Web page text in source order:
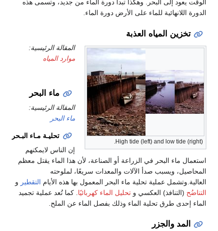
الوقت يعود إلى البحر. وهكذا تبدأ دورة الماء من جديد، وتسمى هذه
الدورة اللانهائية للماء على الأرض دورة الماء.
تخزين المياه العذبة
High tide (left) and low tide (right).
المقالة الرئيسية:
موارد المياه
ماء البحر
المقالة الرئيسية:
ماء البحر
تحليـة مـاء البـحر
إن الناس لايمكنهم
استعمال ماء البحر في الزراعة أو الصناعة، لأن هذا الماء يقتل معظم
المحاصيل، ويسبب صدأ الآلات والمعدات سريعًا، لملوحته
العالية.وتشمل عملية تحلية ماء البحر المعمول بها هذه الأيام التقطير و
التناضُح (التنافذ) العكسي و تحليل الماء كهربائيًا . كما تُعد عملية تجميد
الماء إحدى طرق تحلية الماء وذلك بفصل الماء عن الملح.
المد والجزر